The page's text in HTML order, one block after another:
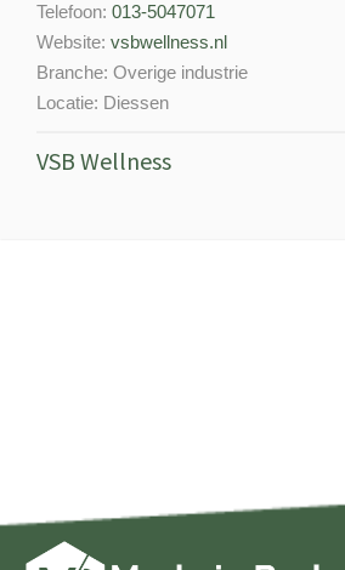
Telefoon: 013-5047071
Website: vsbwellness.nl
Branche: Overige industrie
Locatie: Diessen
VSB Wellness